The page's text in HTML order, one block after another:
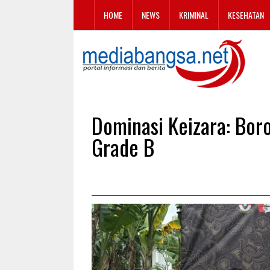
HOME NEWS KRIMINAL KESEHATAN
Dominasi Keizara:
Grade B